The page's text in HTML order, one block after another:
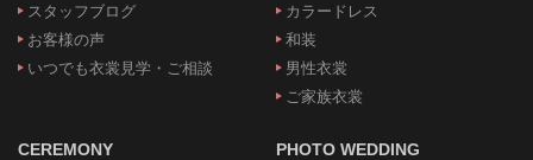
スタッフブログ
お客様の声
いつでも衣裳見学・ご相談
カラードレス
和装
男性衣裳
ご家族衣裳
CEREMONY PHOTO WEDDING